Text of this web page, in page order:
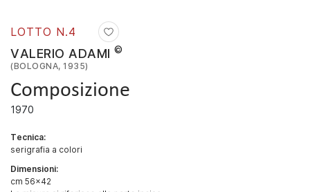
LOTTO N.4
VALERIO ADAMI ©
(BOLOGNA, 1935)
Composizione
1970
Tecnica:
serigrafia a colori
Dimensioni:
cm 56x42